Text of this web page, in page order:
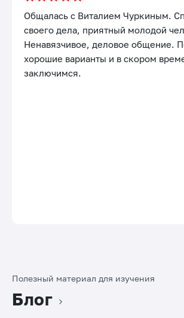
Общалась с Виталием Чуркиным.
своего дела, приятный молодой
Ненавязчивое, деловое общение.
хорошие варианты и в скором
заключимся.
Полезный материал для изучения
Блог